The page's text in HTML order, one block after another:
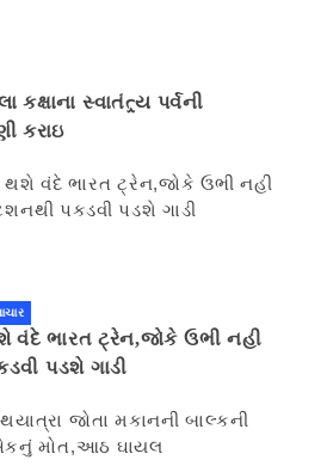
સ્વાતંત્ર્ય પર્વની
કરાઇ
વંદે ભારત ટ્રેન,જોકે ઉભી નહી
પડશે ગાડી